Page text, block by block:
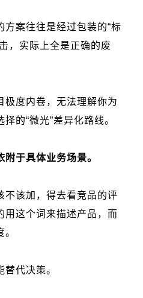
案往往是经过包装的“标
，实际上全是正确的废
极度内卷，无法理解你为
的“微光”差异化路线。
于具体业务场景。
不该加，得去看竞品的评
用这个词来描述产品，而
代决策。